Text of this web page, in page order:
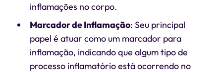
inflamações no corpo.
Marcador de Inflamação: Seu principal
papel é atuar como um marcador para
inflamação, indicando que algum tipo de
processo inflamatório está ocorrendo no